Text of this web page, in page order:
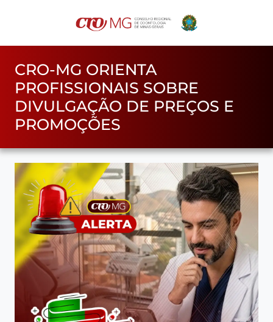
CRO-MG ORIENTA
PROFISSIONAIS SOBRE
DIVULGAÇÃO DE PREÇOS E
PROMOÇÕES